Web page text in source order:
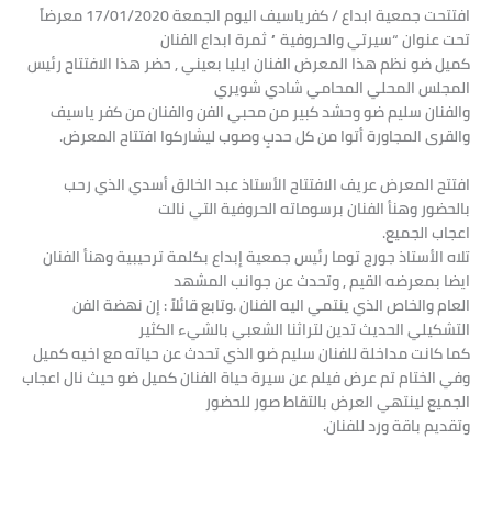
افتتحت جمعية ابداع / كفرياسيف اليوم الجمعة 17/01/2020 معرضاً
تحت عنوان “سيرتي والحروفية ” ثمرة ابداع الفنان
كميل ضو نظم هذا المعرض الفنان ايليا بعيني , حضر هذا الافتتاح رئيس
المجلس المحلي المحامي شادي شويري
والفنان سليم ضو وحشد كبير من محبي الفن والفنان من كفر ياسيف
والقرى المجاورة أتوا من كل حدبٍ وصوب ليشاركوا افتتاح المعرض.
افتتح المعرض عريف الافتتاح الأستاذ عبد الخالق أسدي الذي رحب
بالحضور وهنأ الفنان برسوماته الحروفية التي نالت
اعجاب الجميع.
تلاه الأستاذ جورج توما رئيس جمعية إبداع بكلمة ترحيبية وهنأ الفنان
ايضا بمعرضه القيم , وتحدث عن جوانب المشهد
العام والخاص الذي ينتمي اليه الفنان .وتابع قائلاً : إن نهضة الفن
التشكيلي الحديث تدين لتراثنا الشعبي بالشيء الكثير
كما كانت مداخلة للفنان سليم ضو الذي تحدث عن حياته مع اخيه كميل
وفي الختام تم عرض فيلم عن سيرة حياة الفنان كميل ضو حيث نال اعجاب
الجميع لينتهي العرض بالتقاط صور للحضور
وتقديم باقة ورد للفنان.